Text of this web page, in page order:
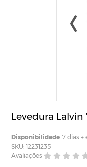
Levedura
Disponibilidade: 7 dias
SKU: 12231235
Avaliações